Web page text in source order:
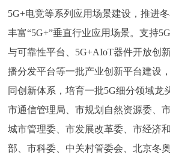
5G+电竞等系列应用场景建设，推进
丰富“5G+”垂直行业应用场景。支持
与可靠性平台、5G+AIoT器件开放创
播分发平台等一批产业创新平台建设
同创新体系，培育一批5G细分领域龙
市通信管理局、市规划自然资源委、
城市管理委、市发展改革委、市经济
部、市科委、中关村管委会、北京冬